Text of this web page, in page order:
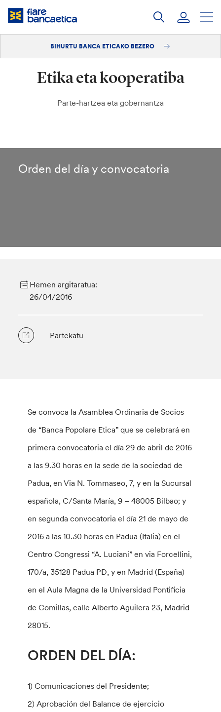
Pasatu
edukia
Bihurtu bezero
BIHURTU BANCA ETICAKO BEZERO
Etika eta kooperatiba
Parte-hartzea eta gobernantza
Orden del día y convocatoria
Hemen argitaratua:
26/04/2016
Partekatu
Se convoca la Asamblea Ordinaria de Socios
de “Banca Popolare Etica” que se celebrará en
primera convocatoria el día 29 de abril de 2016
a las 9.30 horas en la sede de la sociedad de
Padua, en Via N. Tommaseo, 7, y en la Sucursal
española, C/Santa María, 9 – 48005 Bilbao; y
en segunda convocatoria el día 21 de mayo de
2016 a las 10.30 horas en Padua (Italia) en el
Centro Congressi “A. Luciani” en via Forcellini,
170/a, 35128 Padua PD, y en Madrid (España)
en el Aula Magna de la Universidad Pontificia
de Comillas, calle Alberto Aguilera 23, Madrid
28015.
ORDEN DEL DÍA:
1) Comunicaciones del Presidente;
2) Aprobación del Balance de ejercicio